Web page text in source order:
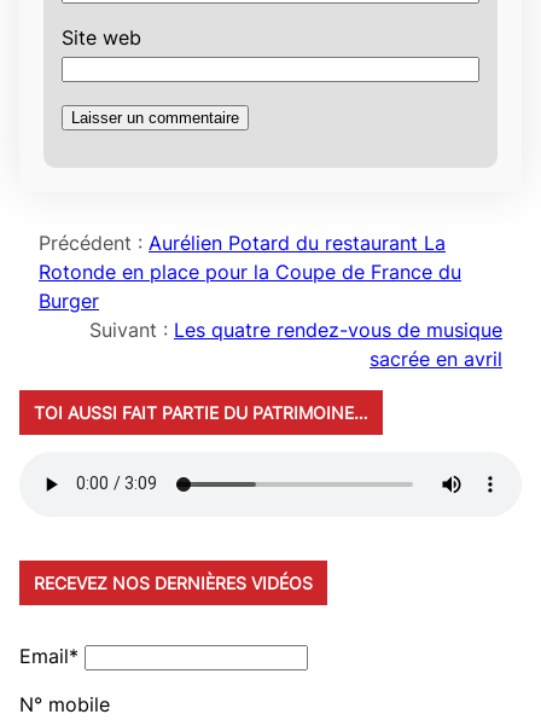
Site web
Précédent : Aurélien Potard du restaurant La
Rotonde en place pour la Coupe de France du
Burger
Suivant : Les quatre rendez-vous de musique
sacrée en avril
TOI AUSSI FAIT PARTIE DU PATRIMOINE…
RECEVEZ NOS DERNIÈRES VIDÉOS
Email*
N° mobile